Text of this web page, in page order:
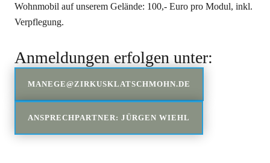
Wohnmobil auf unserem Gelände: 100,- Euro pro Modul, inkl.
Verpflegung.
Anmeldungen erfolgen unter:
MANEGE@ZIRKUSKLATSCHMOHN.DE
ANSPRECHPARTNER: JÜRGEN WIEHL